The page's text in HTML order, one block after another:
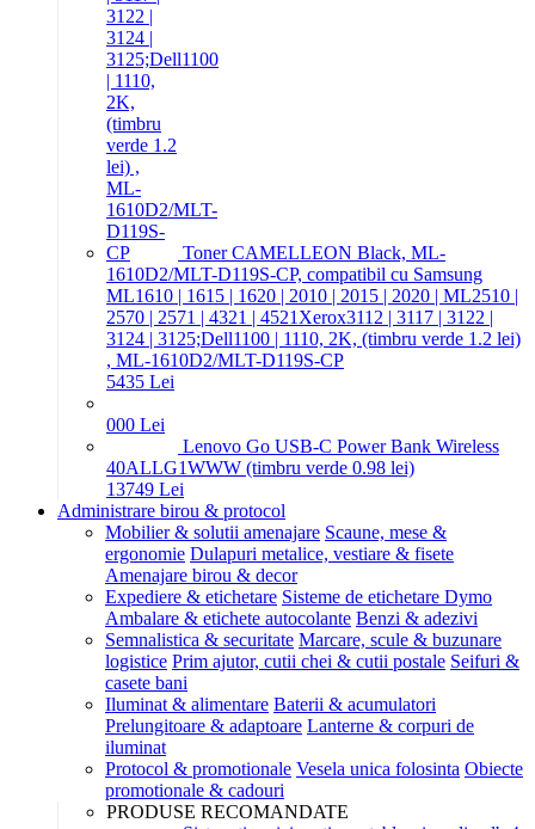
Toner CAMELLEON Black, ML-
1610D2/MLT-D119S-CP, compatibil cu Samsung
ML1610 | 1615 | 1620 | 2010 | 2015 | 2020 | ML2510 |
2570 | 2571 | 4321 | 4521Xerox3112 | 3117 | 3122 |
3124 | 3125;Dell1100 | 1110, 2K, (timbru verde 1.2 lei)
, ML-1610D2/MLT-D119S-CP
5435 Lei
000 Lei
Lenovo Go USB-C Power Bank Wireless
40ALLG1WWW (timbru verde 0.98 lei)
13749 Lei
Administrare birou & protocol
Mobilier & solutii amenajare Scaune, mese &
ergonomie Dulapuri metalice, vestiare & fisete
Amenajare birou & decor
Expediere & etichetare Sisteme de etichetare Dymo
Ambalare & etichete autocolante Benzi & adezivi
Semnalistica & securitate Marcare, scule & buzunare
logistice Prim ajutor, cutii chei & cutii postale Seifuri &
casete bani
Iluminat & alimentare Baterii & acumulatori
Prelungitoare & adaptoare Lanterne & corpuri de
iluminat
Protocol & promotionale Vesela unica folosinta Obiecte
promotionale & cadouri
PRODUSE RECOMANDATE